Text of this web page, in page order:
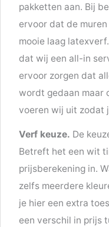
pakketten aan. Bij
ervoor dat de
mooie laag
dat wij een all-in
ervoor zorgen dat
wordt gedaan maar
voeren wij uit zodat
Verf keuze. De
Betreft het een wit
prijsberekening in.
zelfs meerdere
je hier een extra
een verschil in prijs